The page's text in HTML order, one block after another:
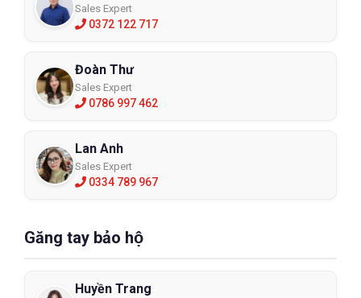
Sales Expert
0372 122 717
Đoàn Thư
Sales Expert
0786 997 462
Lan Anh
Sales Expert
0334 789 967
Găng tay bảo hộ
Huyền Trang